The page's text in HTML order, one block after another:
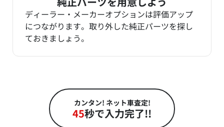
ディーラー・メーカーオプションは評価アップ
につながります。取り外した純正パーツを探し
ておきましょう。
カンタン! ネット車査定!
45秒で入力完了!!